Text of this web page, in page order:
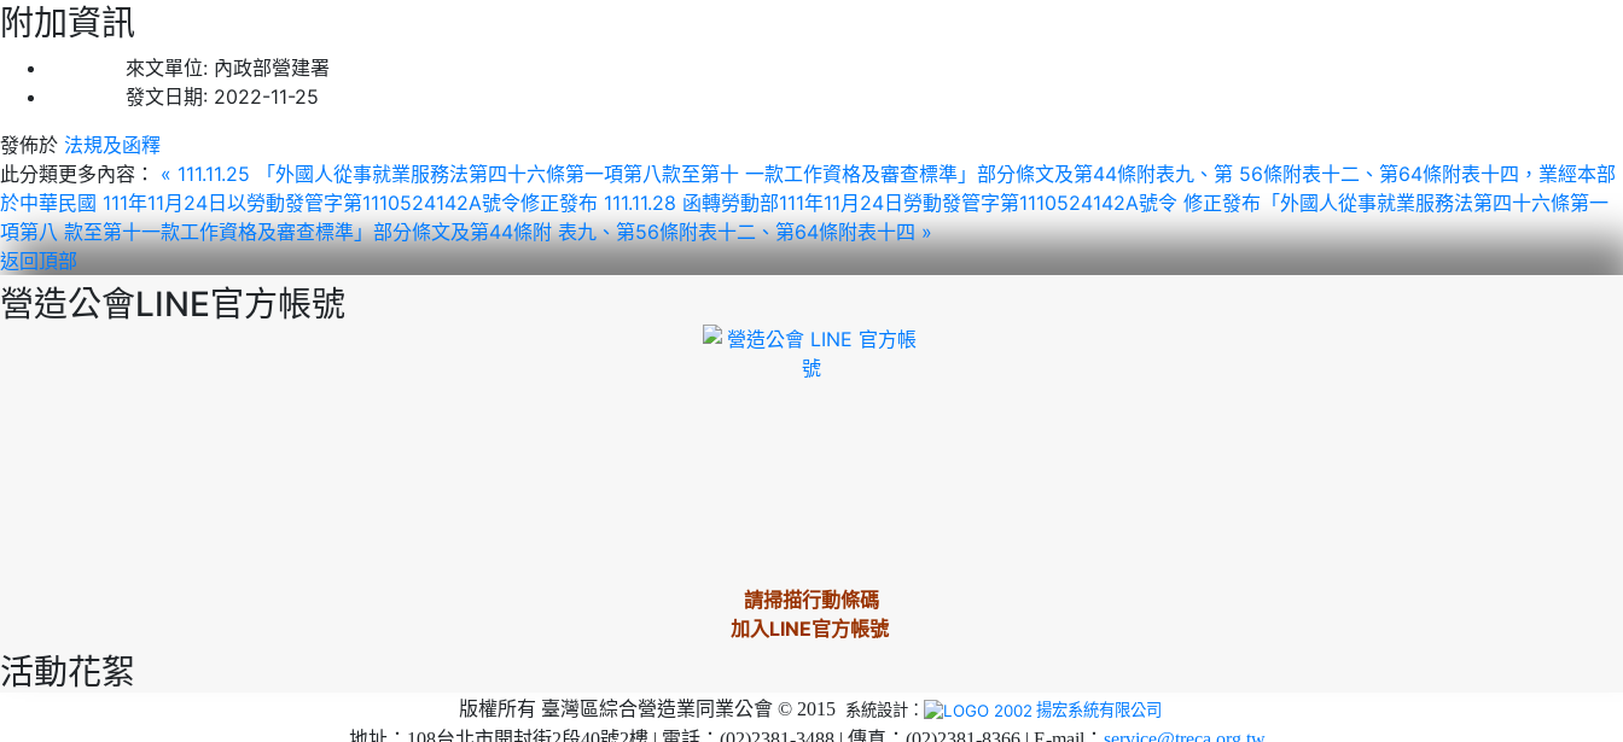
附加資訊
來文單位: 內政部營建署
發文日期: 2022-11-25
發佈於 法規及函釋
此分類更多內容：
« 111.11.25 「外國人從事就業服務法第四十六條第一項第八款至第十 一款工作資格及審查標準」部分條文及第44條附表九、第 56條附表十二、第64條附表十四，業經本部
於中華民國 111年11月24日以勞動發管字第1110524142A號令修正發布 111.11.28 函轉勞動部111年11月24日勞動發管字第1110524142A號令 修正發布「外國人從事就業服務法第四十六條第一
項第八 款至第十一款工作資格及審查標準」部分條文及第44條附 表九、第56條附表十二、第64條附表十四 »
返回頂部
營造公會LINE官方帳號
請掃描行動條碼
加入LINE官方帳號
活動花絮
版權所有 臺灣區綜合營造業同業公會 © 2015 系統設計： 揚宏系統有限公司